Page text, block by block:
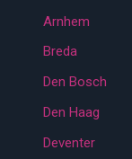
Arnhem
Breda
Den Bosch
Den Haag
Deventer